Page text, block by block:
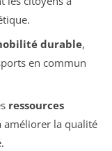
durable,
en commun
ressources
améliorer la qualité